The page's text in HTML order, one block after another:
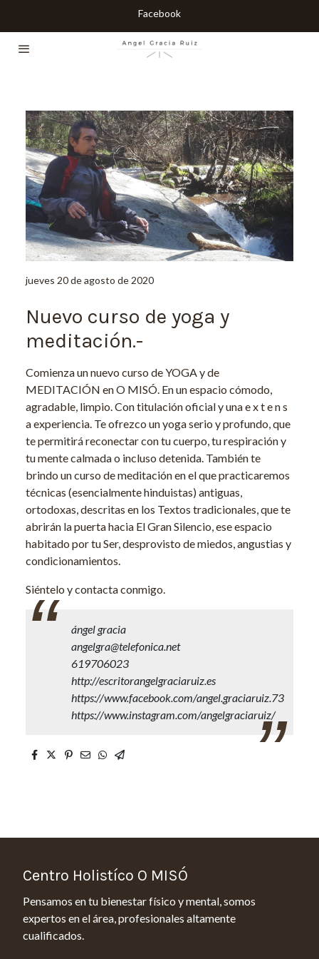
Facebook
jueves 20 de agosto de 2020
Nuevo curso de yoga y
meditación.-
Comienza un nuevo curso de YOGA y de
MEDITACIÓN en O MISÓ. En un espacio cómodo,
agradable, limpio. Con titulación oficial y una e x t e n s
a experiencia. Te ofrezco un yoga serio y profundo, que
te permitirá reconectar con tu cuerpo, tu respiración y
tu mente calmada o incluso detenida. También te
brindo un curso de meditación en el que practicaremos
técnicas (esencialmente hinduistas) antiguas,
ortodoxas, descritas en los Textos tradicionales, que te
abrirán la puerta hacia El Gran Silencio, ese espacio
habitado por tu Ser, desprovisto de miedos, angustias y
condicionamientos.
Siéntelo y contacta conmigo.
ángel gracia
angelgra@telefonica.net
619706023
http://escritorangelgraciaruiz.es
https://www.facebook.com/angel.graciaruiz.73
https://www.instagram.com/angelgraciaruiz/
Centro Holistíco O MISÓ
Pensamos en tu bienestar físico y mental, somos
expertos en el área, profesionales altamente
cualificados.